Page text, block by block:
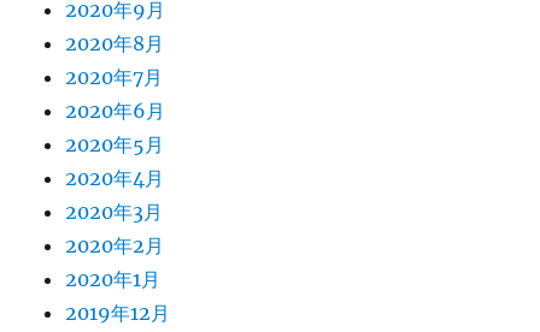
2020年9月
2020年8月
2020年7月
2020年6月
2020年5月
2020年4月
2020年3月
2020年2月
2020年1月
2019年12月